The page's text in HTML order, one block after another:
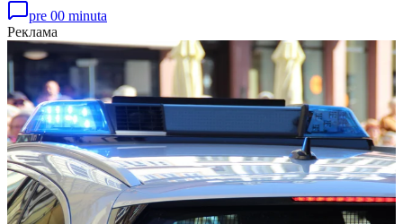
pre 00 minuta
Реклама